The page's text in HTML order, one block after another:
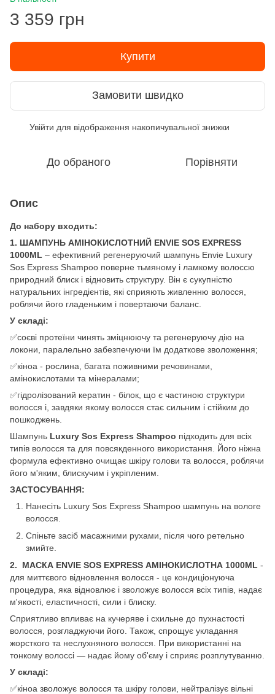
3 359 грн
Купити
Замовити швидко
Увійти для відображення накопичувальної знижки
До обраного Порівняти
Опис
До набору входить:
1. ШАМПУНЬ АМІНОКИСЛОТНИЙ ENVIE SOS EXPRESS
1000ML – ефективний регенеруючий шампунь Envie Luxury
Sos Express Shampoo поверне тьмяному і ламкому волоссю
природний блиск і відновить структуру. Він є сукупністю
натуральних інгредієнтів, які сприяють живленню волосся,
роблячи його гладеньким і повертаючи баланс.
У складі:
✅соєві протеїни чинять зміцнюючу та регенеруючу дію на
локони, паралельно забезпечуючи їм додаткове зволоження;
✅кіноа - рослина, багата поживними речовинами,
амінoкислoтaми та мінералами;
✅гідролізований кератин - білок, що є частиною структури
волосся і, завдяки якому волосся стає сильним і стійким до
пошкоджень.
Шампунь Luxury Sos Express Shampoo підходить для всіх
типів волосся та для повсякденного використання. Його ніжна
формула ефективно очищає шкіру голови та волосся, роблячи
його м'яким, блискучим і укріпленим.
ЗАСТОСУВАННЯ:
Нанесіть Luxury Sos Express Shampoo шампунь на вологе
волосся.
Спіньте засіб масажними рухами, після чого ретельно
змийте.
2. МАСКА ENVIE SOS EXPRESS АМІНОКИСЛОТНА 1000ML -
для миттєвого відновлення волосся - це кондиціонуюча
процедура, яка відновлює і зволожує волосся всіх типів, надає
м'якості, еластичності, сили і блиску.
Сприятливо впливає на кучеряве і схильне до пухнастості
волосся, розгладжуючи його. Також, спрощує укладання
жорсткого та неслухняного волосся. При використанні на
тонкому волоссі — надає йому об'єму і сприяє розплутуванню.
У складі:
✅кіноа зволожує волосся та шкіру голови, нейтралізує вільні